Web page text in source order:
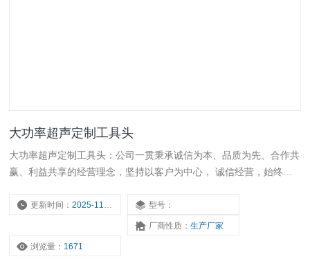
大功率超声定制工具头
大功率超声定制工具头：公司一贯秉承诚信为本、品质为先、合作共
赢、利益共享的经营理念，坚持以客户为中心， 诚信经营，始终如
*的质量管理体系，强化研发、生产的过程控制，确保出厂的产品合
更新时间：2025-11-17 型号：
厂商性质： 生产厂家
浏览量： 1671